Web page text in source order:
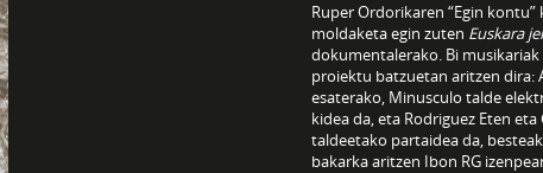
Ruper Ordorikaren “Egin kontu”
moldaketa egin zuten Euskara
dokumentalerako. Bi musikariak
proiektu batzuetan aritzen dira:
esaterako, Minusculo talde
kidea da, eta Rodriguez Eten eta
taldeetako partaidea da,
bakarka aritzen Ibon RG